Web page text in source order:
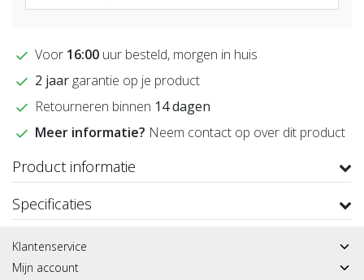
Voor 16:00 uur besteld, morgen in huis
2 jaargarantie op je product
Retourneren binnen 14 dagen
Meer informatie? Neem contact op over dit product
Product informatie
Specificaties
Klantenservice
Mijn account